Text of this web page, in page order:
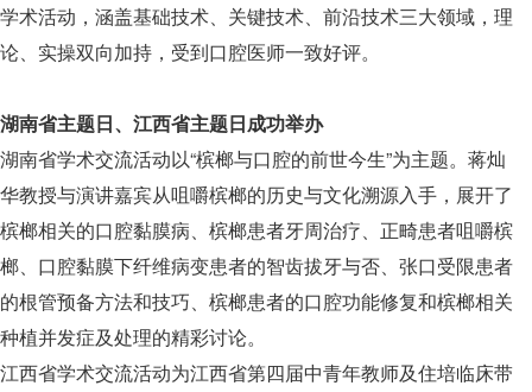
学术活动，涵盖基础技术、关键技术、前沿技术三大领域，理
论、实操双向加持，受到口腔医师一致好评。
湖南省主题日、江西省主题日成功举办
湖南省学术交流活动以“槟榔与口腔的前世今生”为主题。蒋灿
华教授与演讲嘉宾从咀嚼槟榔的历史与文化溯源入手，展开了
槟榔相关的口腔黏膜病、槟榔患者牙周治疗、正畸患者咀嚼槟
榔、口腔黏膜下纤维病变患者的智齿拔牙与否、张口受限患者
的根管预备方法和技巧、槟榔患者的口腔功能修复和槟榔相关
种植并发症及处理的精彩讨论。
江西省学术交流活动为江西省第四届中青年教师及住培临床带